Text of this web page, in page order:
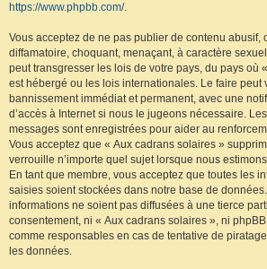
https://www.phpbb.com/.
Vous acceptez de ne pas publier de contenu abusif,
diffamatoire, choquant, menaçant, à caractère
peut transgresser les lois de votre pays, du pays où
est hébergé ou les lois internationales. Le faire peut
bannissement immédiat et permanent, avec une
d’accès à Internet si nous le jugeons nécessaire.
messages sont enregistrées pour aider au
Vous acceptez que « Aux cadrans solaires »
verrouille n’importe quel sujet lorsque nous
En tant que membre, vous acceptez que toutes les
saisies soient stockées dans notre base de
informations ne soient pas diffusées à une tierce
consentement, ni « Aux cadrans solaires », ni
comme responsables en cas de tentative de
les données.